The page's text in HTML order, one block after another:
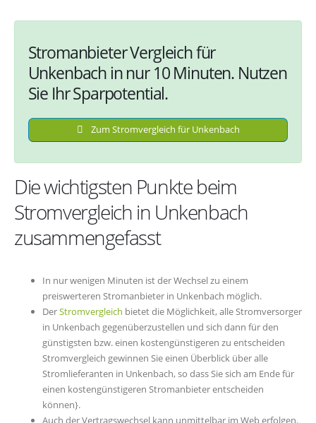
Stromanbieter Vergleich für
Unkenbach in nur 10 Minuten. Nutzen
Sie Ihr Sparpotential.
Zum Stromvergleich für Unkenbach
Die wichtigsten Punkte beim
Stromvergleich in Unkenbach
zusammengefasst
In nur wenigen Minuten ist der Wechsel zu einem
preiswerteren Stromanbieter in Unkenbach möglich.
DerStromvergleich bietet die Möglichkeit, alle Stromversorger
in Unkenbach gegenüberzustellen und sich dann für den
günstigsten bzw. einen kostengünstigeren zu entscheiden
Stromvergleich gewinnen Sie einen Überblick über alle
Stromlieferanten in Unkenbach, so dass Sie sich am Ende für
einen kostengünstigeren Stromanbieter entscheiden
können}.
Auch der Vertragswechsel kann unmittelbar im Web erfolgen.